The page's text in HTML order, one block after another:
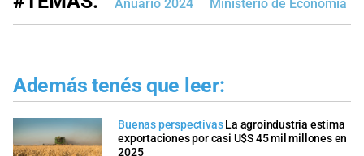
Anuario 2024 Ministerio de Economía
Además tenés que leer:
Buenas perspectivas La agroindustria estima
exportaciones por casi U$S 45 mil millones en
2025